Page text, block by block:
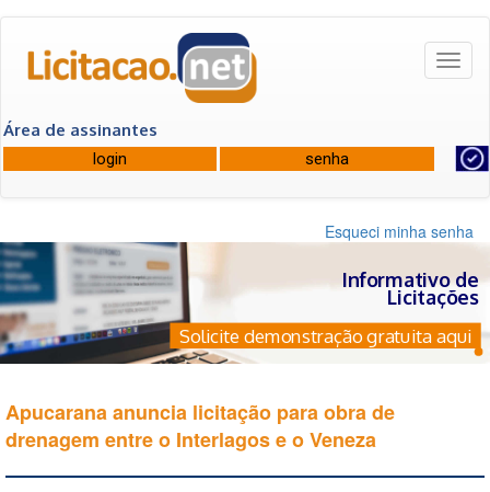
Área de assinantes
Esqueci minha senha
Informativo de
Licitações
Solicite demonstração gratuita aqui
Apucarana anuncia licitação para obra de
drenagem entre o Interlagos e o Veneza